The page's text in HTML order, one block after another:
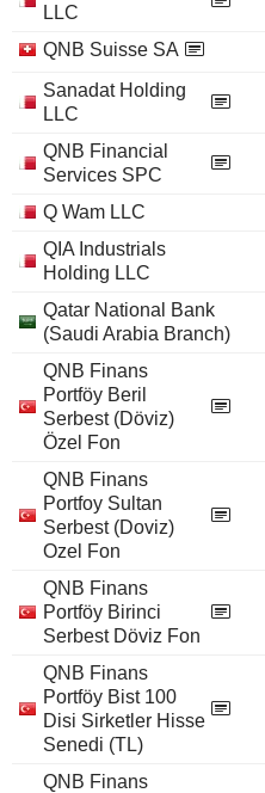
LLC
QNB Suisse SA
Sanadat Holding
LLC
QNB Financial
Services SPC
Q Wam LLC
QIA Industrials
Holding LLC
Qatar National Bank
(Saudi Arabia Branch)
QNB Finans
Portföy Beril
Serbest (Döviz)
Özel Fon
QNB Finans
Portfoy Sultan
Serbest (Doviz)
Ozel Fon
QNB Finans
Portföy Birinci
Serbest Döviz Fon
QNB Finans
Portföy Bist 100
Disi Sirketler Hisse
Senedi (TL)
QNB Finans